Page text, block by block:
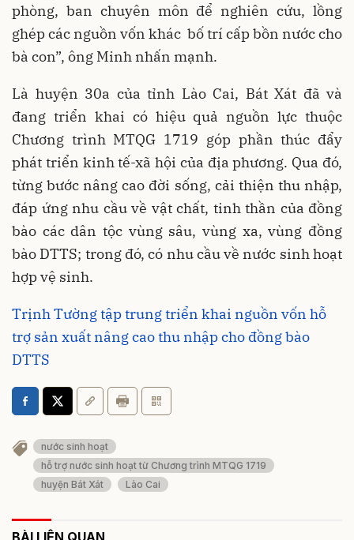
phòng, ban chuyên môn để nghiên cứu, lồng
ghép các nguồn vốn khác bố trí cấp bồn nước cho
bà con”, ông Minh nhấn mạnh.
Là huyện 30a của tỉnh Lào Cai, Bát Xát đã và
đang triển khai có hiệu quả nguồn lực thuộc
Chương trình MTQG 1719 góp phần thúc đẩy
phát triển kinh tế-xã hội của địa phương. Qua đó,
từng bước nâng cao đời sống, cải thiện thu nhập,
đáp ứng nhu cầu về vật chất, tinh thần của đồng
bào các dân tộc vùng sâu, vùng xa, vùng đồng
bào DTTS; trong đó, có nhu cầu về nước sinh hoạt
hợp vệ sinh.
Trịnh Tường tập trung triển khai nguồn vốn hỗ
trợ sản xuất nâng cao thu nhập cho đồng bào
DTTS
nước sinh hoạt
hỗ trợ nước sinh hoạt từ Chương trình MTQG 1719
huyện Bát Xát
Lào Cai